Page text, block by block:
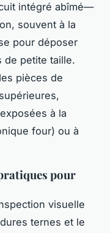
intégré abîmé—
souvent à la
pour déposer
de petite taille.
pièces de
à la
four) ou à
pour
visuelle
ternes et le